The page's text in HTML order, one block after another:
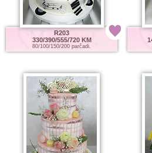
R203
330/390/555/720 KM
80/100/150/200 parčadi.